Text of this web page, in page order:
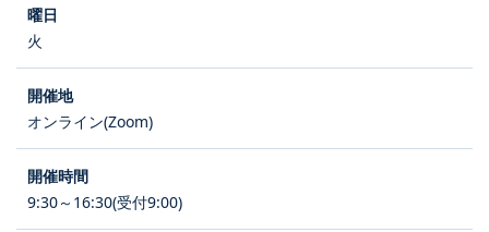
火
オンライン(Zoom)
9:30～16:30(受付9:00)